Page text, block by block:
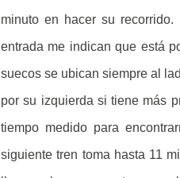
minuto en hacer su
entrada me indican que está
suecos se ubican siempre al
por su izquierda si tiene más
tiempo medido para
siguiente tren toma hasta 11